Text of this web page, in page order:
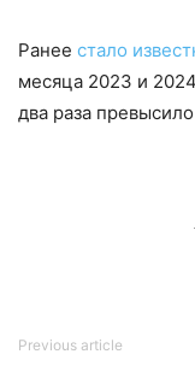
Ранее стало
месяца 2023 и
два раза
Previous article